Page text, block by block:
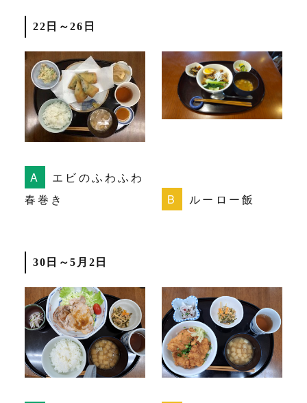
22日～26日
エビのふわふわ
春巻き
ルーロー飯
30日～5月2日